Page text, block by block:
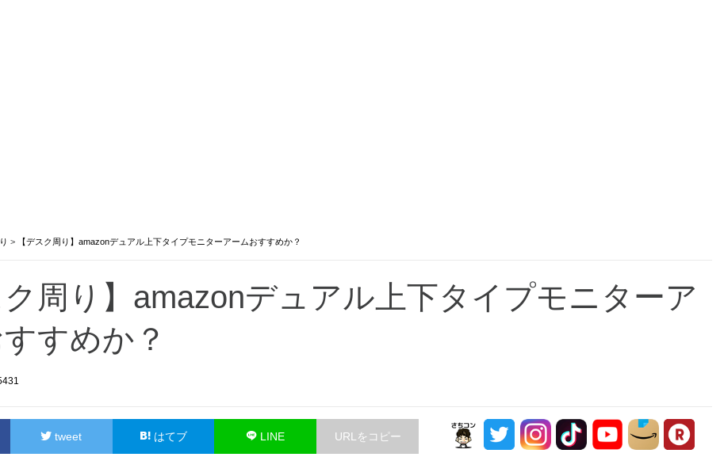
> 【デスク周り】amazonデュアル上下タイプモニターアームおすすめか？
ク周り】amazonデュアル上下タイプモニターア
すめか？
tweet はてブ LINE URLをコピー